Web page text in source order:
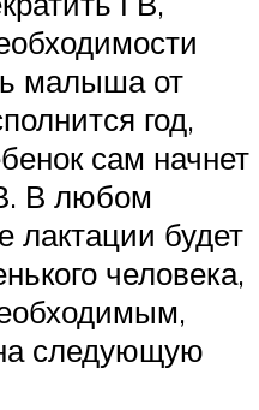
малыша от
год,
сам начнет
В любом
лактации будет
человека,
следующую